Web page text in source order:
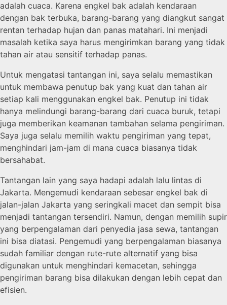
adalah cuaca. Karena engkel bak adalah kendaraan
dengan bak terbuka, barang-barang yang diangkut sangat
rentan terhadap hujan dan panas matahari. Ini menjadi
masalah ketika saya harus mengirimkan barang yang tidak
tahan air atau sensitif terhadap panas.
Untuk mengatasi tantangan ini, saya selalu memastikan
untuk membawa penutup bak yang kuat dan tahan air
setiap kali menggunakan engkel bak. Penutup ini tidak
hanya melindungi barang-barang dari cuaca buruk, tetapi
juga memberikan keamanan tambahan selama pengiriman.
Saya juga selalu memilih waktu pengiriman yang tepat,
menghindari jam-jam di mana cuaca biasanya tidak
bersahabat.
Tantangan lain yang saya hadapi adalah lalu lintas di
Jakarta. Mengemudi kendaraan sebesar engkel bak di
jalan-jalan Jakarta yang seringkali macet dan sempit bisa
menjadi tantangan tersendiri. Namun, dengan memilih supir
yang berpengalaman dari penyedia jasa sewa, tantangan
ini bisa diatasi. Pengemudi yang berpengalaman biasanya
sudah familiar dengan rute-rute alternatif yang bisa
digunakan untuk menghindari kemacetan, sehingga
pengiriman barang bisa dilakukan dengan lebih cepat dan
efisien.